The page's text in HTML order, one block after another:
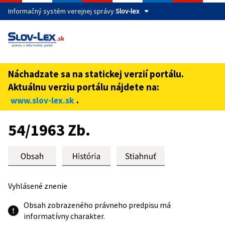
Informačný systém verejnej správySlov-lex
Táto stránka je zabezpečená
cez zabezpečenú webovú stránku verejnej správy SR.
Zabezpečená stránka vždy začína https:// pred názvom
domény webového sídla.
Náchadzate sa na statickej verzií portálu.
Aktuálnu verziu portálu nájdete na:
www.slov-lex.sk .
Preskoč na obsah
54/1963 Zb.
Vyhlásené znenie
Obsah zobrazeného právneho predpisu má
informatívny charakter.